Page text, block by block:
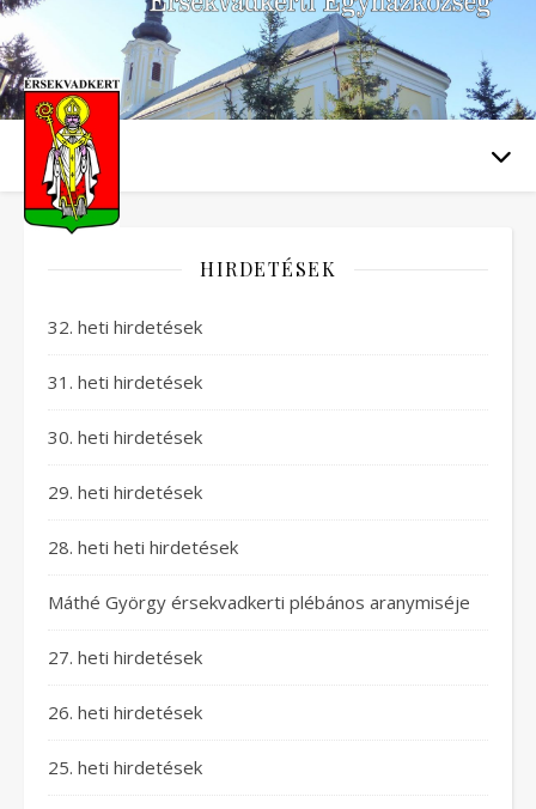
HIRDETÉSEK
32. heti hirdetések
31. heti hirdetések
30. heti hirdetések
29. heti hirdetések
28. heti heti hirdetések
Máthé György érsekvadkerti plébános aranymiséje
27. heti hirdetések
26. heti hirdetések
25. heti hirdetések